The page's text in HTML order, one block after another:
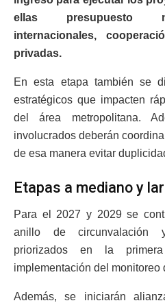
ellas presupuesto
internacionales,
privadas.
En esta etapa también se
estratégicos que impacten
del área metropolitana.
involucrados deberán
de esa manera evitar
Etapas a mediano y
Para el 2027 y 2029 se
anillo de circunvalación
priorizados en la
implementación del monitoreo
Además, se iniciarán